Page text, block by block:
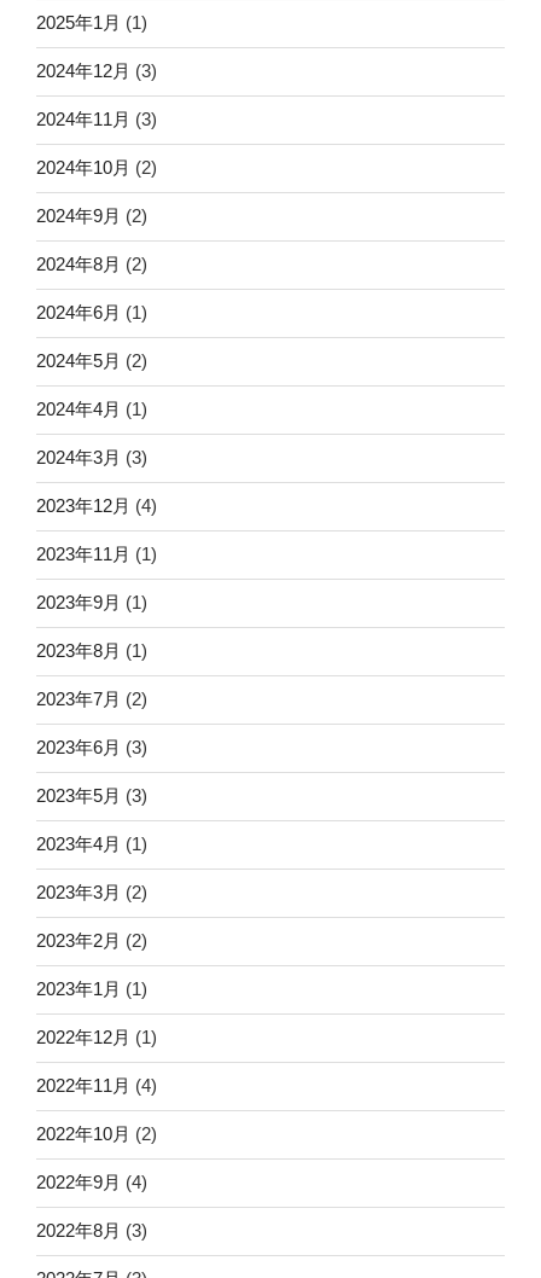
2025年1月 (1)
2024年12月 (3)
2024年11月 (3)
2024年10月 (2)
2024年9月 (2)
2024年8月 (2)
2024年6月 (1)
2024年5月 (2)
2024年4月 (1)
2024年3月 (3)
2023年12月 (4)
2023年11月 (1)
2023年9月 (1)
2023年8月 (1)
2023年7月 (2)
2023年6月 (3)
2023年5月 (3)
2023年4月 (1)
2023年3月 (2)
2023年2月 (2)
2023年1月 (1)
2022年12月 (1)
2022年11月 (4)
2022年10月 (2)
2022年9月 (4)
2022年8月 (3)